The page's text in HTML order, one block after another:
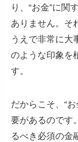
り、“お金”に関
ありません。そ
うえで非常に大
のような印象を
す。
だからこそ、“
要があるのです
るべき必須の金